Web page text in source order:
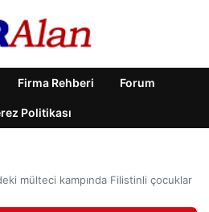
Firma Rehberi Forum
Politikası
mülteci kampında Filistinli çocuklar